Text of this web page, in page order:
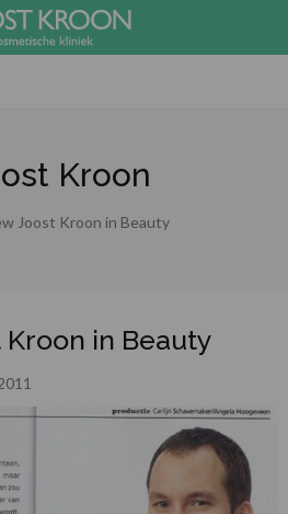
Kroon
Joost Kroon in Beauty
in Beauty